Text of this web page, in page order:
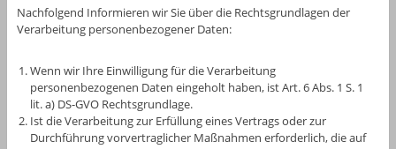
Nachfolgend Informieren wir Sie über die Rechtsgrundlagen der
Verarbeitung personenbezogener Daten:
Wenn wir Ihre Einwilligung für die Verarbeitung
personenbezogenen Daten eingeholt haben, ist Art. 6 Abs. 1 S. 1
lit. a) DS-GVO Rechtsgrundlage.
Ist die Verarbeitung zur Erfüllung eines Vertrags oder zur
Durchführung vorvertraglicher Maßnahmen erforderlich, die auf